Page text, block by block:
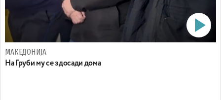
МАКЕДОНИЈА
На Груби му се здосади дома